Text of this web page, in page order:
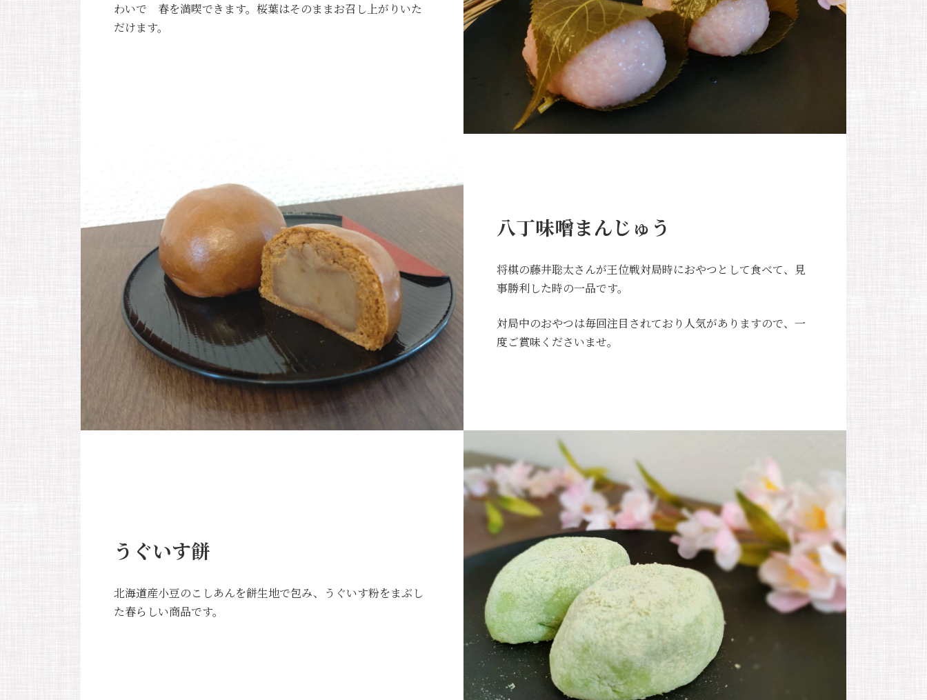
わいで 春を満喫できます。桜葉はそのままお召し上がりいた
だけます。
八丁味噌まんじゅう
将棋の藤井聡太さんが王位戦対局時におやつとして食べて、見
事勝利した時の一品です。
対局中のおやつは毎回注目されており人気がありますので、一
度ご賞味くださいませ。
うぐいす餅
北海道産小豆のこしあんを餅生地で包み、うぐいす粉をまぶし
た春らしい商品です。